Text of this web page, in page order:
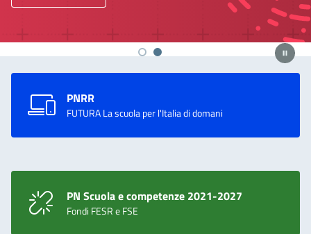
PNRR
FUTURA La scuola per l'Italia di domani
PN Scuola e competenze 2021-2027
Fondi FESR e FSE